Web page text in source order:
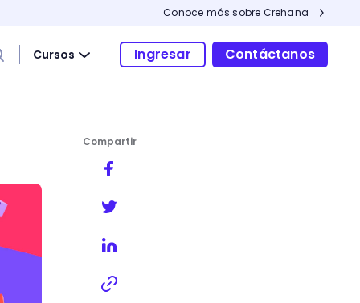
Conoce más sobre Crehana
Cursos Ingresar Contáctanos
Compartir